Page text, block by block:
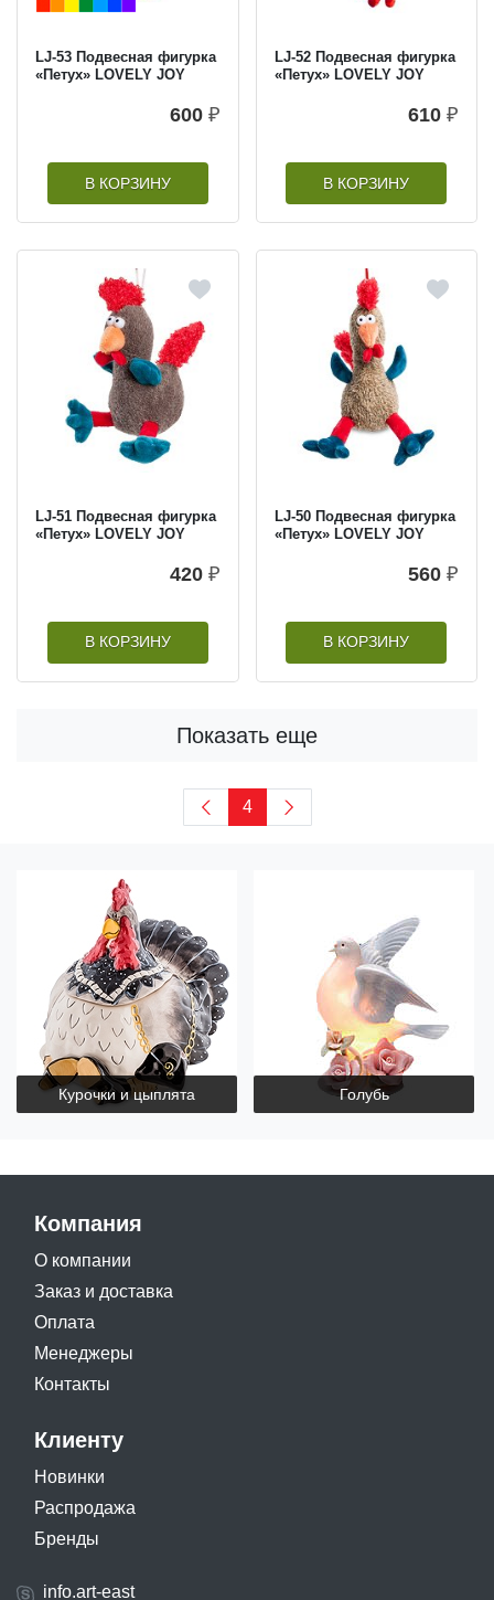
LJ-53 Подвесная фигурка
«Петух» LOVELY JOY
600 ₽
В КОРЗИНУ
LJ-52 Подвесная фигурка
«Петух» LOVELY JOY
610 ₽
В КОРЗИНУ
LJ-51 Подвесная фигурка
«Петух» LOVELY JOY
420 ₽
В КОРЗИНУ
LJ-50 Подвесная фигурка
«Петух» LOVELY JOY
560 ₽
В КОРЗИНУ
Показать еще
4
Курочки и цыплята Голубь
Компания
О компании
Заказ и доставка
Оплата
Менеджеры
Контакты
Клиенту
Новинки
Распродажа
Бренды
info.art-east